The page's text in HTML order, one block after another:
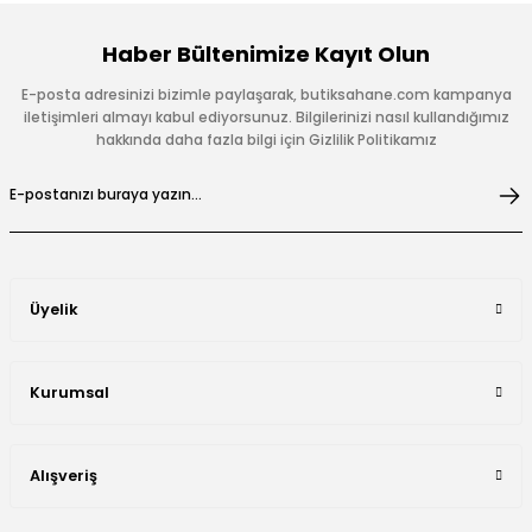
Haber Bültenimize Kayıt Olun
E-posta adresinizi bizimle paylaşarak, butiksahane.com kampanya
iletişimleri almayı kabul ediyorsunuz. Bilgilerinizi nasıl kullandığımız
hakkında daha fazla bilgi için Gizlilik Politikamız
Üyelik
Kurumsal
Alışveriş